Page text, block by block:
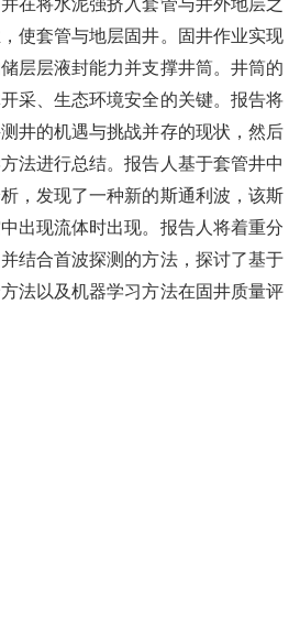
在将水泥强挤入套管与井外地层之
使套管与地层固井。固井作业实现
层层液封能力并支撑井筒。井筒的
采、生态环境安全的关键。报告将
井的机遇与挑战并存的现状，然后
法进行总结。报告人基于套管井中
，发现了一种新的斯通利波，该斯
出现流体时出现。报告人将着重分
结合首波探测的方法，探讨了基于
法以及机器学习方法在固井质量评